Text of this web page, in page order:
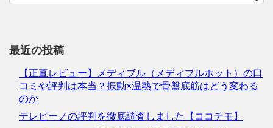
最近の投稿
【正直レビュー】メディブル（メディブルホット）の口
コミや評判は本当？振動×温熱で骨盤底筋はどう変わる
のか
テレビーノの評判を徹底調査しました【ココチモ】